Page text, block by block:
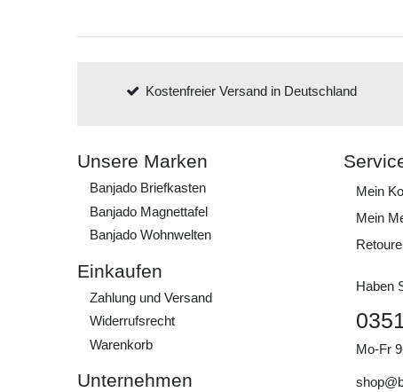
Kostenfreier Versand in Deutschland
Unsere Marken
Banjado Briefkasten
Banjado Magnettafel
Banjado Wohnwelten
Einkaufen
Zahlung und Versand
Widerrufs­recht
Warenkorb
Unternehmen
Mein
Mein
Haben
Mo-Fr